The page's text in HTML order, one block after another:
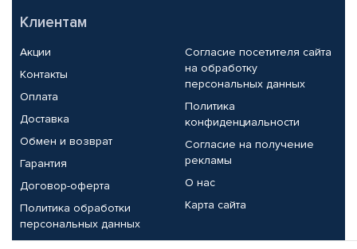
Клиентам
Акции
Контакты
Оплата
Доставка
Обмен и возврат
Гарантия
Договор-оферта
Политика обработки
персональных данных
Согласие посетителя сайта
на обработку
персональных данных
Политика
конфиденциальности
Согласие на получение
рекламы
О нас
Карта сайта